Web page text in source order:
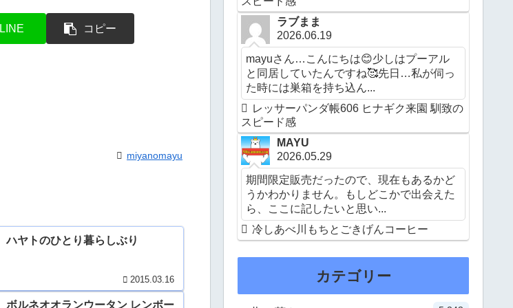
LINE コピー
miyanomayu
ハヤトのひとり暮らしぶり
2015.03.16
ボルネオオランウータン レンボー
ラブまま
2026.06.19
mayuさん…こんにちは😊少しはプーアル
と同居していたんですね🥰先日…私が伺っ
た時には巣箱を持ち込ん...
レッサーパンダ帳606 ヒナギク来園 馴致の
スピード感
MAYU
2026.05.29
期間限定販売だったので、現在もあるかど
うかわかりません。もしどこかで出会えた
ら、ここに記したいと思い...
冷しあべ川もちとごきげんコーヒー
カテゴリー